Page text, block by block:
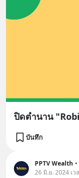
ปิดตำนาน
บันทึก
PPTV Wealth •
26 มิ.ย. 2024 เว